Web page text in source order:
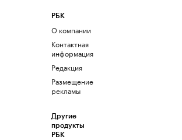
РБК
О компании
Контактная
информация
Редакция
Размещение
рекламы
Другие
продукты
РБК